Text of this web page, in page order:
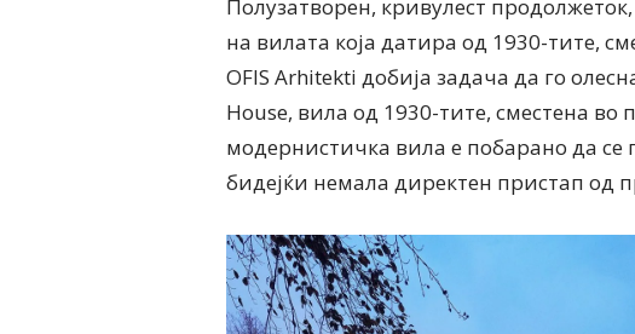
Полузатворен, кривулест
на вилата која датира од 1930-тите,
OFIS Arhitekti добија задача да го
House, вила од 1930-тите, сместена
модернистичка вила е побарано да се
бидејќи немала директен пристап од